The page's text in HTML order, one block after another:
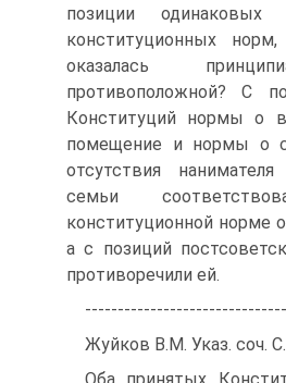
позиции
конституционных
оказалась
противоположной? С
Конституций нормы о
помещение и нормы о
отсутствия
семьи
конституционной норме
а с позиций
противоречили ей.
Жуйков В.М. Указ. соч.